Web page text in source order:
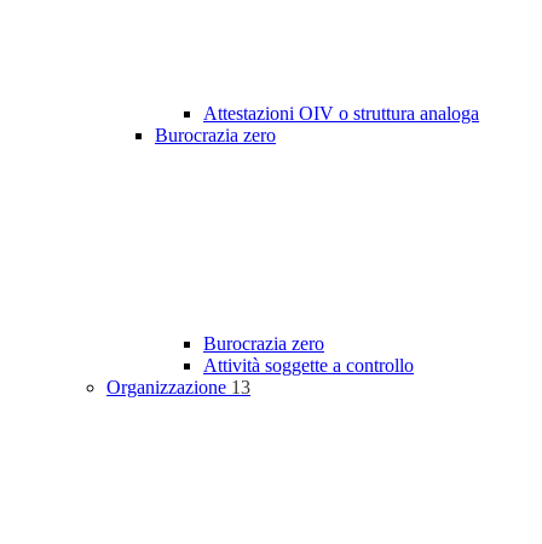
Attestazioni OIV o struttura analoga
Burocrazia zero
Burocrazia zero
Attività soggette a controllo
Organizzazione 13